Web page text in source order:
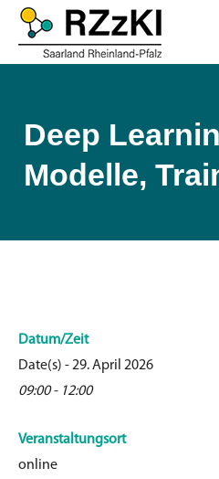
Deep
Modelle,
Datum/Zeit
Date(s) - 29. April 2026
09:00 - 12:00
Veranstaltungsort
online